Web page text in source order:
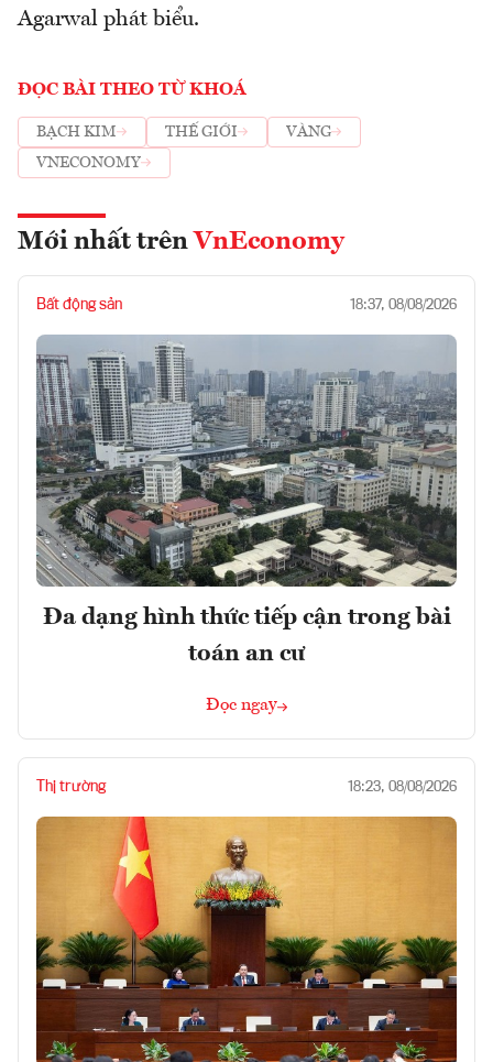
Agarwal phát biểu.
ĐỌC BÀI THEO TỪ KHOÁ
BẠCH KIM THẾ GIỚI
VÀNG
VNECONOMY
Mới nhất trên VnEconomy
Bất động sản 18:37, 08/08/2026
Đa dạng hình thức tiếp cận trong bài
toán an cư
Đọc ngay
Thị trường 18:23, 08/08/2026